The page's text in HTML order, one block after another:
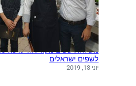
משלחת שפים מקוריאה ערכה
לשפים ישראלים
יוני 13, 2019